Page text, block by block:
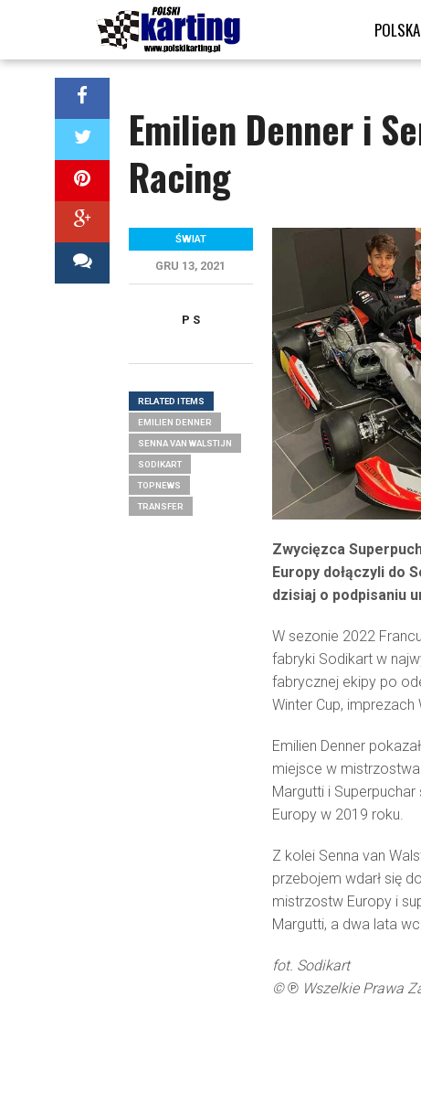
POLSKA
Emilien Denner i
Racing
Zwycięzca
Europy dołączyli do
dzisiaj o podpisaniu
W sezonie 2022
fabryki Sodikart w
fabrycznej ekipy po
Winter Cup,
Emilien Denner
miejsce w
Margutti i
Europy w 2019 roku.
Z kolei Senna van
przebojem wdarł się
mistrzostw Europy i
Margutti, a dwa lata
fot. Sodikart
©℗ Wszelkie Prawa
ŚWIAT
GRU 13, 2021
P S
RELATED ITEMS
EMILIEN DENNER
SENNA VAN WALSTIJN
SODIKART
TOPNEWS
TRANSFER